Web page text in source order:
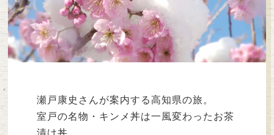
瀬戸康史さんが案内する高知県の旅。
室戸の名物・キンメ丼は一風変わったお茶